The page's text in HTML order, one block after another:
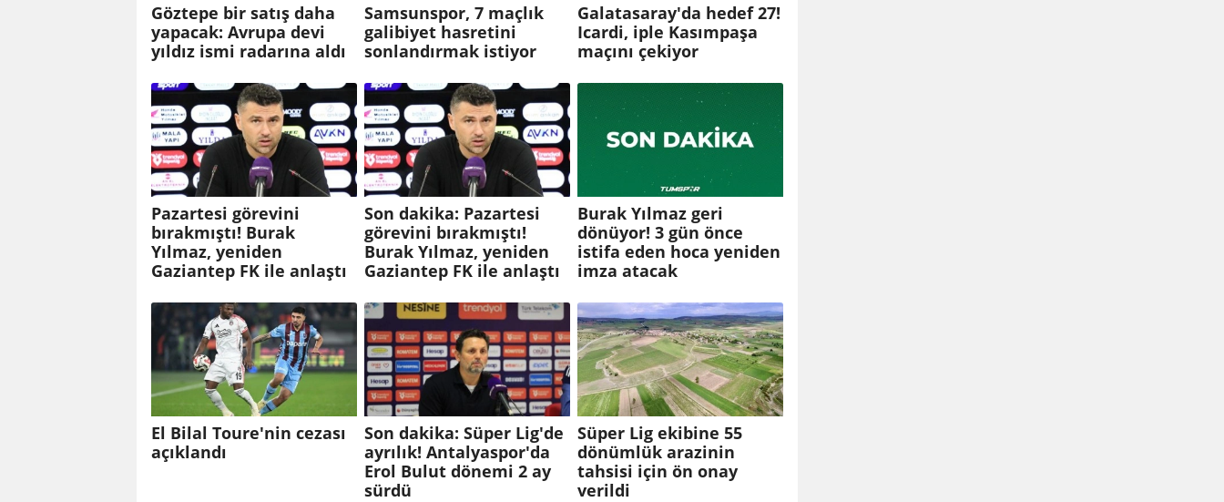
Göztepe bir satış daha
yapacak: Avrupa devi
yıldız ismi radarına aldı
Samsunspor, 7 maçlık
galibiyet hasretini
sonlandırmak istiyor
Galatasaray'da hedef 27!
Icardi, iple Kasımpaşa
maçını çekiyor
Pazartesi görevini
bırakmıştı! Burak
Yılmaz, yeniden
Gaziantep FK ile anlaştı
Son dakika: Pazartesi
görevini bırakmıştı!
Burak Yılmaz, yeniden
Gaziantep FK ile anlaştı
Burak Yılmaz geri
dönüyor! 3 gün önce
istifa eden hoca yeniden
imza atacak
El Bilal Toure'nin cezası
açıklandı
Son dakika: Süper Lig'de
ayrılık! Antalyaspor'da
Erol Bulut dönemi 2 ay
sürdü
Süper Lig ekibine 55
dönümlük arazinin
tahsisi için ön onay
verildi